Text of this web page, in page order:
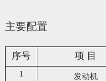
主要配置
序号 项 目
1 发动机